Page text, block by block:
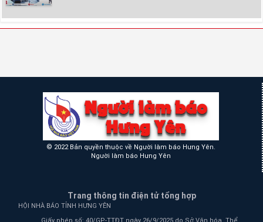
© 2022 Bản quyền thuộc về Người làm báo Hưng Yên.
Người làm báo Hưng Yên
Trang thông tin điện tử tổng hợp
HỘI NHÀ BÁO TỈNH HƯNG YÊN